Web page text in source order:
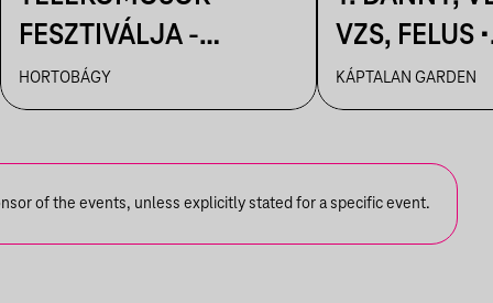
FESZTIVÁLJA -
HORTOBÁGYI
CSILLAGLES
HORTOBÁGY
VZS, FELUS •
KÁPTALAN
KÁPTALAN GARDEN
of the events, unless explicitly stated for a specific event.